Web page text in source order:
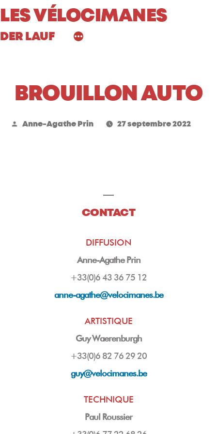
Aller
LES VÉLOCIMANES
DER LAUF
BROUILLON AUTO
Publié
Anne-Agathe Prin 27 septembre 2022
CONTACT
DIFFUSION
Anne-Agathe Prin
+33(0)6 43 36 75 12
anne-agathe@velocimanes.be
ARTISTIQUE
Guy Waerenburgh
+33(0)6 82 76 29 20
guy@velocimanes.be
TECHNIQUE
Paul Roussier